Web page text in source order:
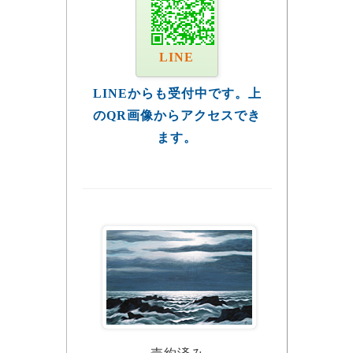
LINE
LINEからも受付中です。上
のQR画像からアクセスでき
ます。